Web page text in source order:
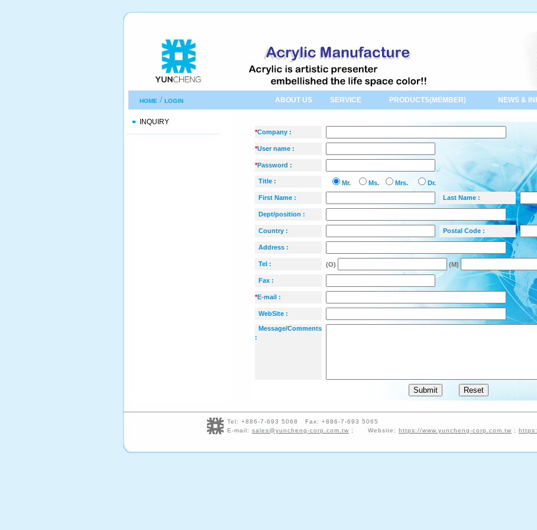
HOME / LOGIN ABOUT US SERVICE PRODUCTS(MEMBER) NEWS &
INQUIRY
*Company :
*User name :
*Password :
Title : Mr. Ms. Mrs. Dr.
First Name : Last Name :
Dept/position :
Country : Postal Code :
Address :
Tel : (O) (M)
Fax :
*E-mail :
WebSite :
Message/Comments
:
Tel: +886-7-693 5068 Fax: +886-7-693 5065
E-mail: sales@yuncheng-corp.com.tw ; Website: https://www.yuncheng-corp.com.tw ;